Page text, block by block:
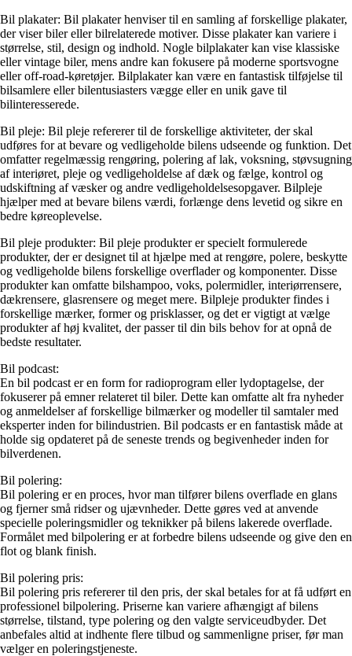
Bil plakater: Bil plakater henviser til en samling af forskellige plakater,
der viser biler eller bilrelaterede motiver. Disse plakater kan variere i
størrelse, stil, design og indhold. Nogle bilplakater kan vise klassiske
eller vintage biler, mens andre kan fokusere på moderne sportsvogne
eller off-road-køretøjer. Bilplakater kan være en fantastisk tilføjelse til
bilsamlere eller bilentusiasters vægge eller en unik gave til
bilinteresserede.
Bil pleje: Bil pleje refererer til de forskellige aktiviteter, der skal
udføres for at bevare og vedligeholde bilens udseende og funktion. Det
omfatter regelmæssig rengøring, polering af lak, voksning, støvsugning
af interiøret, pleje og vedligeholdelse af dæk og fælge, kontrol og
udskiftning af væsker og andre vedligeholdelsesopgaver. Bilpleje
hjælper med at bevare bilens værdi, forlænge dens levetid og sikre en
bedre køreoplevelse.
Bil pleje produkter: Bil pleje produkter er specielt formulerede
produkter, der er designet til at hjælpe med at rengøre, polere, beskytte
og vedligeholde bilens forskellige overflader og komponenter. Disse
produkter kan omfatte bilshampoo, voks, polermidler, interiørrensere,
dækrensere, glasrensere og meget mere. Bilpleje produkter findes i
forskellige mærker, former og prisklasser, og det er vigtigt at vælge
produkter af høj kvalitet, der passer til din bils behov for at opnå de
bedste resultater.
Bil podcast:
En bil podcast er en form for radioprogram eller lydoptagelse, der
fokuserer på emner relateret til biler. Dette kan omfatte alt fra nyheder
og anmeldelser af forskellige bilmærker og modeller til samtaler med
eksperter inden for bilindustrien. Bil podcasts er en fantastisk måde at
holde sig opdateret på de seneste trends og begivenheder inden for
bilverdenen.
Bil polering:
Bil polering er en proces, hvor man tilfører bilens overflade en glans
og fjerner små ridser og ujævnheder. Dette gøres ved at anvende
specielle poleringsmidler og teknikker på bilens lakerede overflade.
Formålet med bilpolering er at forbedre bilens udseende og give den en
flot og blank finish.
Bil polering pris:
Bil polering pris refererer til den pris, der skal betales for at få udført en
professionel bilpolering. Priserne kan variere afhængigt af bilens
størrelse, tilstand, type polering og den valgte serviceudbyder. Det
anbefales altid at indhente flere tilbud og sammenligne priser, før man
vælger en poleringstjeneste.